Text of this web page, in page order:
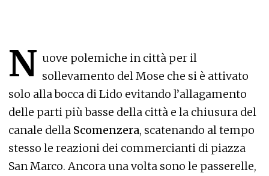
N uove polemiche in città per il
sollevamento del Mose che si è attivato
solo alla bocca di Lido evitando l’allagamento
delle parti più basse della città e la chiusura del
canale della Scomenzera, scatenando al tempo
stesso le reazioni dei commercianti di piazza
San Marco. Ancora una volta sono le passerelle,